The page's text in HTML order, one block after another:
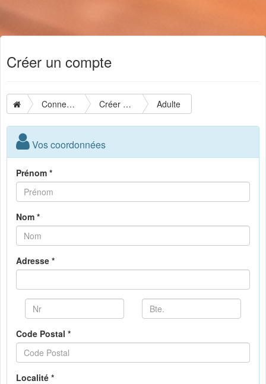
Créer un compte
Connexion Créer un compte Adulte
Vos coordonnées
Prénom *
Nom *
Adresse *
Code Postal *
Localité *